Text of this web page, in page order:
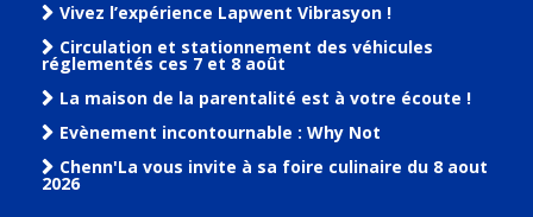
Vivez l’expérience Lapwent Vibrasyon !
Circulation et stationnement des véhicules
réglementés ces 7 et 8 août
La maison de la parentalité est à votre écoute !
Evènement incontournable : Why Not
Chenn'La vous invite à sa foire culinaire du 8 aout
2026